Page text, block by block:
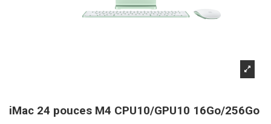
iMac 24 pouces M4 CPU10/GPU10 16Go/256Go